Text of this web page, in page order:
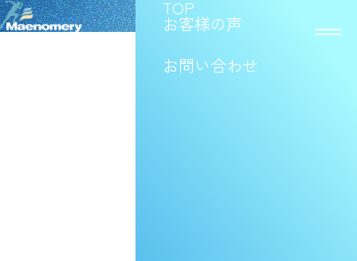
TOP
お客様の声
お問い合わせ